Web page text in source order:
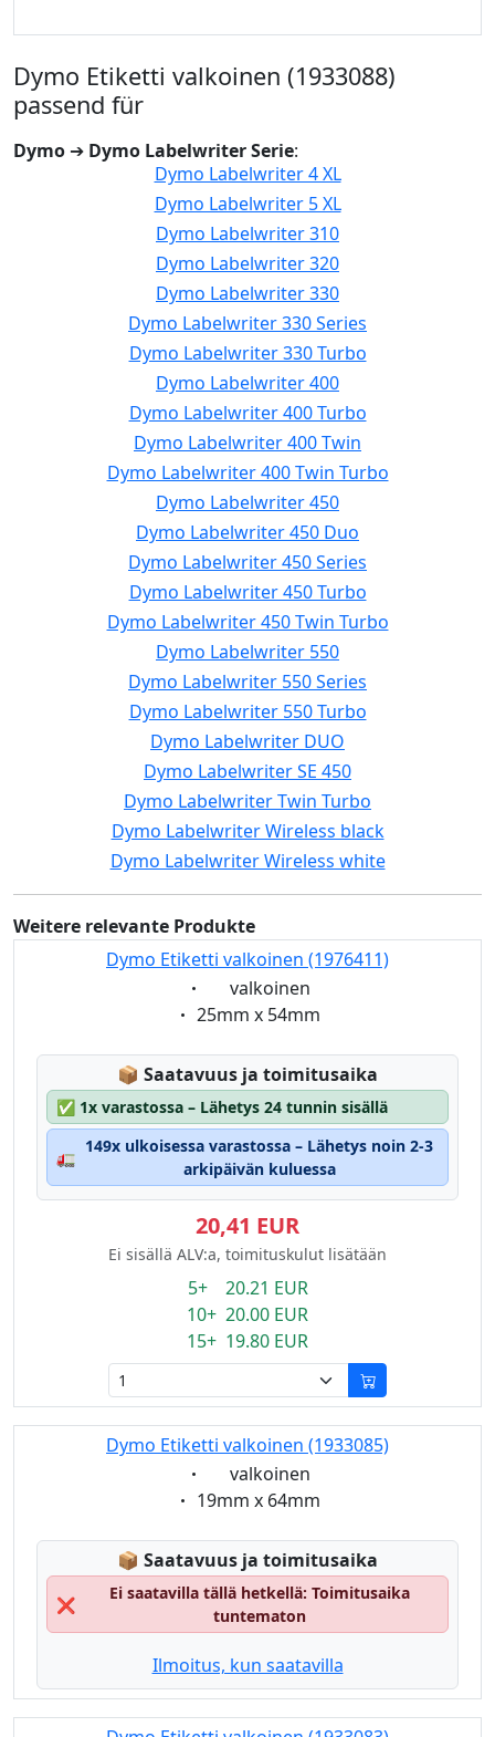
Dymo Etiketti valkoinen (1933088)
passend für
Dymo ➔ Dymo Labelwriter Serie:
Dymo Labelwriter 4 XL
Dymo Labelwriter 5 XL
Dymo Labelwriter 310
Dymo Labelwriter 320
Dymo Labelwriter 330
Dymo Labelwriter 330 Series
Dymo Labelwriter 330 Turbo
Dymo Labelwriter 400
Dymo Labelwriter 400 Turbo
Dymo Labelwriter 400 Twin
Dymo Labelwriter 400 Twin Turbo
Dymo Labelwriter 450
Dymo Labelwriter 450 Duo
Dymo Labelwriter 450 Series
Dymo Labelwriter 450 Turbo
Dymo Labelwriter 450 Twin Turbo
Dymo Labelwriter 550
Dymo Labelwriter 550 Series
Dymo Labelwriter 550 Turbo
Dymo Labelwriter DUO
Dymo Labelwriter SE 450
Dymo Labelwriter Twin Turbo
Dymo Labelwriter Wireless black
Dymo Labelwriter Wireless white
Weitere relevante Produkte
Dymo Etiketti valkoinen (1976411)
Eigenschaft:
valkoinen
Eigenschaft:
25mm x 54mm
📦 Lagerstatus:
Saatavuus ja toimitusaika
✅ 1x varastossa – Lähetys 24 tunnin sisällä
🚛
149x ulkoisessa varastossa – Lähetys noin 2-3
arkipäivän kuluessa
20,41 EUR
Ei sisällä ALV:a, toimituskulut lisätään
5+ 20.21 EUR
10+ 20.00 EUR
15+ 19.80 EUR
Dymo Etiketti valkoinen (1933085)
Eigenschaft:
valkoinen
Eigenschaft:
19mm x 64mm
📦 Lagerstatus:
Saatavuus ja toimitusaika
❌
Ei saatavilla tällä hetkellä: Toimitusaika
tuntematon
Ilmoitus, kun saatavilla